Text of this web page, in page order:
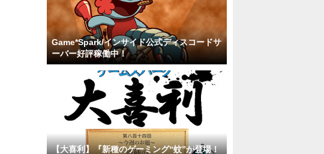
Game*Spark/インサイド公式ディスコードサ
ーバー好評稼働中！
【大喜利】『新種のゲーミング“蚊”が登場！